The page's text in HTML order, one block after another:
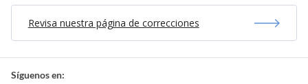
Revisa nuestra página de correcciones
Síguenos en: